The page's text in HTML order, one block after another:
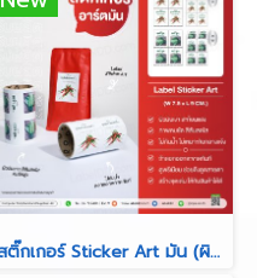
สติ๊กเกอร์ Sticker Art มัน (ผิวมันวาว สีสันสดใส คมชัดสูง)